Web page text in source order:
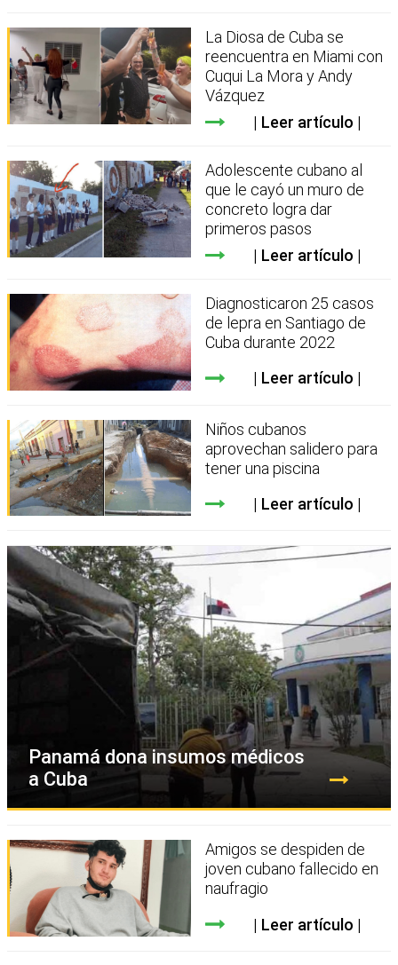
La Diosa de Cuba se
reencuentra en Miami con
Cuqui La Mora y Andy
Vázquez
Leer artículo
Adolescente cubano al
que le cayó un muro de
concreto logra dar
primeros pasos
Leer artículo
Diagnosticaron 25 casos
de lepra en Santiago de
Cuba durante 2022
Leer artículo
Niños cubanos
aprovechan salidero para
tener una piscina
Leer artículo
Panamá dona insumos médicos
a Cuba
Amigos se despiden de
joven cubano fallecido en
naufragio
Leer artículo